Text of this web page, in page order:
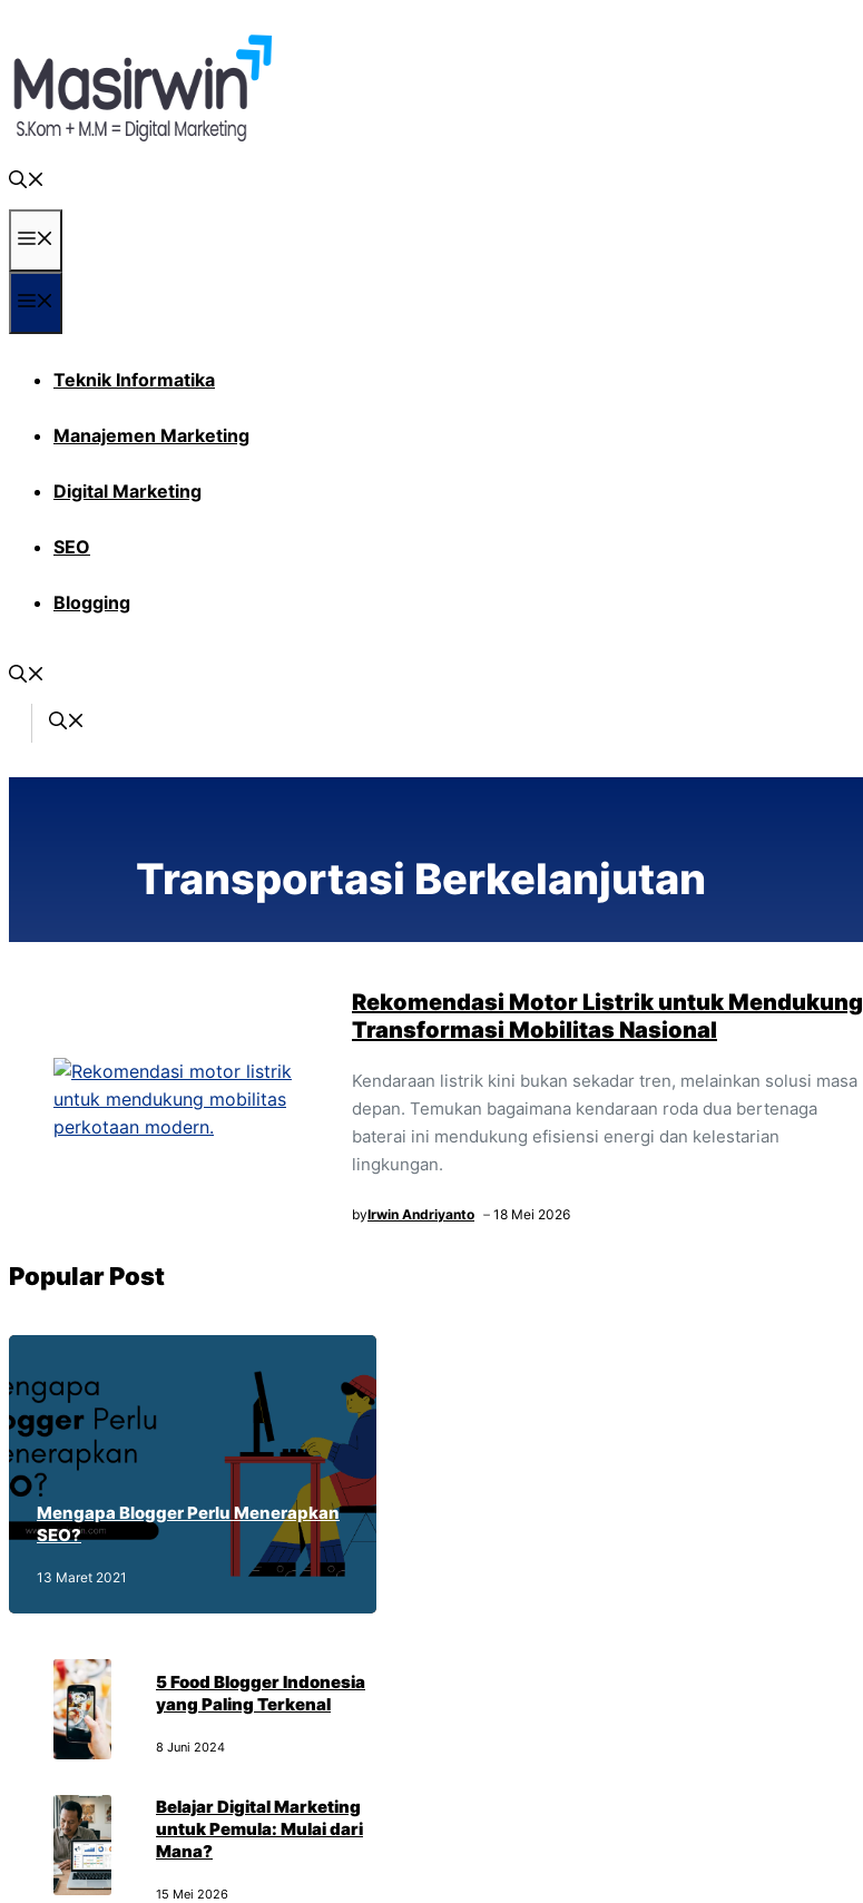
isi
Teknik Informatika
Manajemen Marketing
Digital Marketing
SEO
Blogging
Transportasi Berkelanjutan
Rekomendasi Motor Listrik untuk Mendukung
Transformasi Mobilitas Nasional
Kendaraan listrik kini bukan sekadar tren, melainkan solusi masa
depan. Temukan bagaimana kendaraan roda dua bertenaga
baterai ini mendukung efisiensi energi dan kelestarian
lingkungan.
byIrwin Andriyanto 18 Mei 2026
Popular Post
Mengapa Blogger Perlu Menerapkan
SEO?
13 Maret 2021
5 Food Blogger Indonesia
yang Paling Terkenal
8 Juni 2024
Belajar Digital Marketing
untuk Pemula: Mulai dari
Mana?
15 Mei 2026